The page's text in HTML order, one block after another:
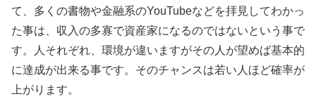
て、多くの書物や金融系のYouTubeなどを拝見してわかっ
た事は、収入の多寡で資産家になるのではないという事で
す。人それぞれ、環境が違いますがその人が望めば基本的
に達成が出来る事です。そのチャンスは若い人ほど確率が
上がります。